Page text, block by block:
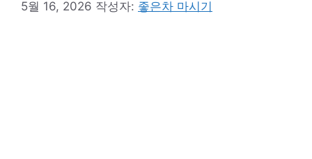
5월 16, 2026 작성자: 좋은차 마시기